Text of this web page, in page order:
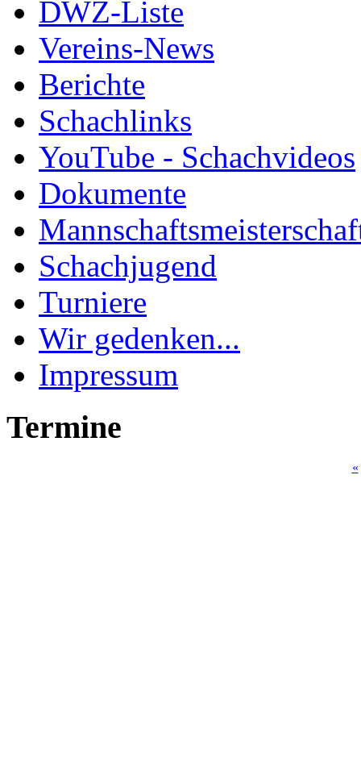
DWZ-Liste
Vereins-News
Berichte
Schachlinks
YouTube - Schachvideos
Dokumente
Schachjugend
Turniere
Wir gedenken...
Impressum
Termine
«